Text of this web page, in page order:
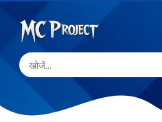
Project
Official
Store
डिजिटल